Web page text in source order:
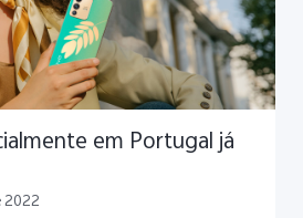
em Portugal já
2022